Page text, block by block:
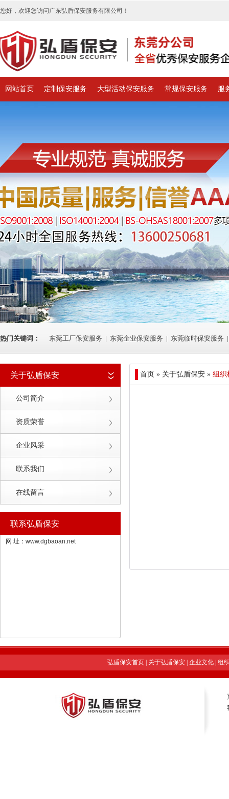
您好，欢迎您访问广东弘盾保安服务有限公司！
网站首页 定制保安服务 大型活动保安服务 常规保安服务 服
热门关键词： 东莞工厂保安服务 | 东莞企业保安服务 | 东莞临时保安服务 |
关于弘盾保安
公司简介
资质荣誉
企业风采
联系我们
在线留言
联系弘盾保安
网 址： www.dgbaoan.net
首页 » 关于弘盾保安 » 组织
弘盾保安首页| 关于弘盾保安| 企业文化| 组